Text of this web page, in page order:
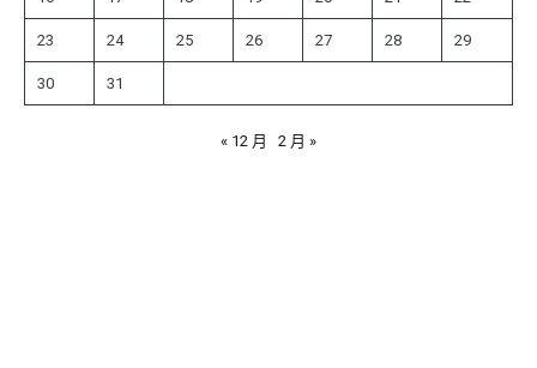
23 24 25 26 27 28 29
30 31
« 12 月 2 月 »